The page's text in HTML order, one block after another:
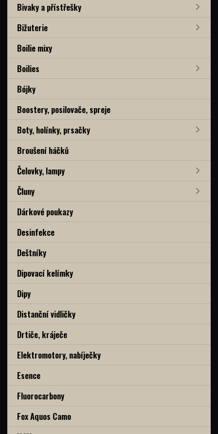
Bivaky a přístřešky
Bižuterie
Boilie mixy
Boilies
Bójky
Boostery, posilovače, spreje
Boty, holínky, prsačky
Broušení háčků
Čelovky, lampy
Čluny
Dárkové poukazy
Desinfekce
Deštníky
Dipovací kelímky
Dipy
Distanční vidličky
Drtiče, kráječe
Elektromotory, nabíječky
Esence
Fluorocarbony
Fox Aquos Camo